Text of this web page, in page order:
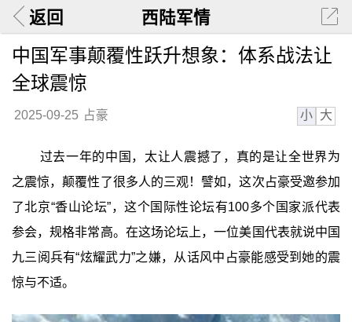
返回 西陆军情
中国军事颠覆性跃升想象：体系战法让
全球震惊
2025-09-25 占豪 小 大
过去一年的中国，太让人震撼了，真的是让全世界为
之震惊，颠覆性了很多人的三观！譬如，这次占豪受邀参加
了北京“香山论坛”，这个国际性论坛有100多个国家派代表
参会，规格非常高。在这场论坛上，一位美国代表就说中国
九三阅兵有“炫耀武力”之嫌，从话风中占豪能感受到她的震
惊与不适。